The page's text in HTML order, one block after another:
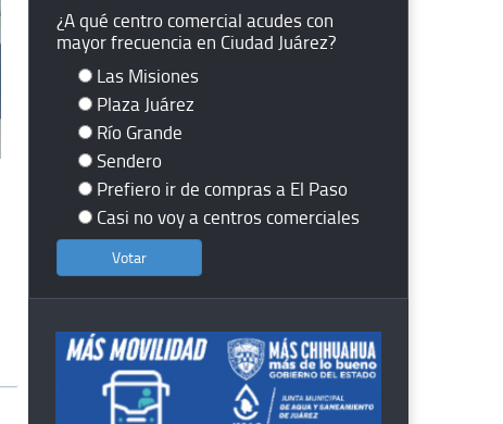
¿A qué centro comercial acudes con
mayor frecuencia en Ciudad Juárez?
Las Misiones
Plaza Juárez
Río Grande
Sendero
Prefiero ir de compras a El Paso
Casi no voy a centros comerciales